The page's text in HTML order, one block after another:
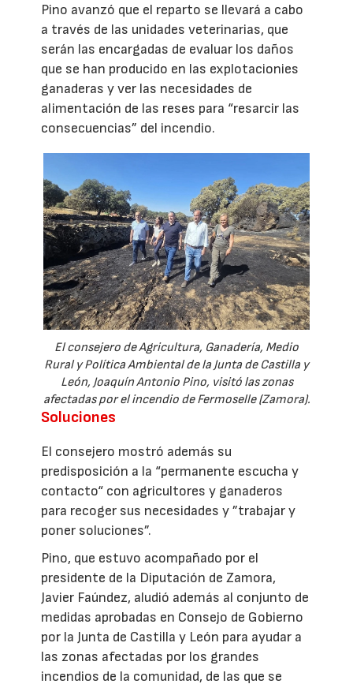
Pino avanzó que el reparto se llevará a cabo
a través de las unidades veterinarias, que
serán las encargadas de evaluar los daños
que se han producido en las explotacionies
ganaderas y ver las necesidades de
alimentación de las reses para “resarcir las
consecuencias” del incendio.
El consejero de Agricultura, Ganadería, Medio
Rural y Política Ambiental de la Junta de Castilla y
León, Joaquín Antonio Pino, visitó las zonas
afectadas por el incendio de Fermoselle (Zamora).
Soluciones
El consejero mostró además su
predisposición a la “permanente escucha y
contacto“ con agricultores y ganaderos
para recoger sus necesidades y ”trabajar y
poner soluciones”.
Pino, que estuvo acompañado por el
presidente de la Diputación de Zamora,
Javier Faúndez, aludió además al conjunto de
medidas aprobadas en Consejo de Gobierno
por la Junta de Castilla y León para ayudar a
las zonas afectadas por los grandes
incendios de la comunidad, de las que se